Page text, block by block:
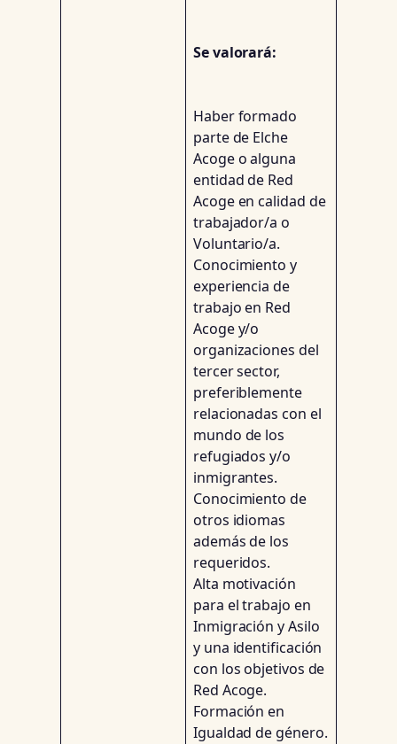
Se valorará:
Haber formado
parte de Elche
Acoge o alguna
entidad de Red
Acoge en calidad de
trabajador/a o
Voluntario/a.
Conocimiento y
experiencia de
trabajo en Red
Acoge y/o
organizaciones del
tercer sector,
preferiblemente
relacionadas con el
mundo de los
refugiados y/o
inmigrantes.
Conocimiento de
otros idiomas
además de los
requeridos.
Alta motivación
para el trabajo en
Inmigración y Asilo
y una identificación
con los objetivos de
Red Acoge.
Formación en
Igualdad de género.